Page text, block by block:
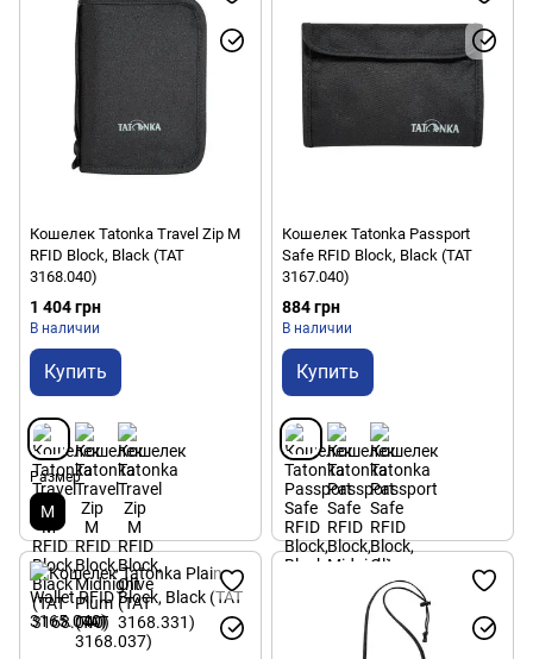
Кошелек Tatonka Travel Zip M
RFID Block, Black (TAT
3168.040)
1 404 грн
В наличии
Купить
Размер
M
Кошелек Tatonka Passport
Safe RFID Block, Black (TAT
3167.040)
884 грн
В наличии
Купить